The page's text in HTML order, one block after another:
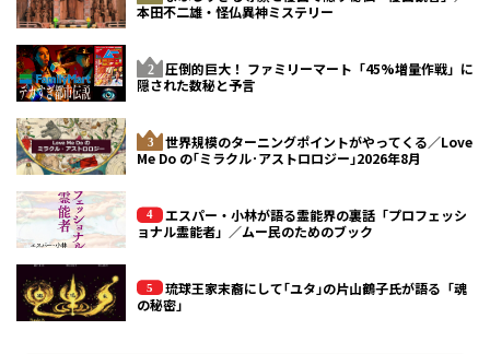
本田不二雄・怪仏異神ミステリー
圧倒的巨大！ ファミリーマート「45%増量作戦」に
隠された数秘と予言
世界規模のターニングポイントがやってくる／Love
Me Do の｢ミラクル･アストロロジー｣2026年8月
エスパー・小林が語る霊能界の裏話「プロフェッシ
ョナル霊能者」／ムー民のためのブック
琉球王家末裔にして｢ユタ｣の片山鶴子氏が語る「魂
の秘密」